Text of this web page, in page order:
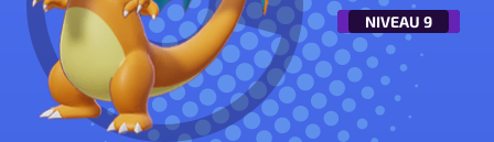
NIVEAU 9